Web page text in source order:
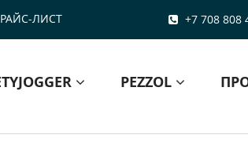
ЛИСТ +7 708 808
PEZZOL